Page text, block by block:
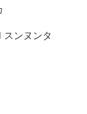
スンヌンタ